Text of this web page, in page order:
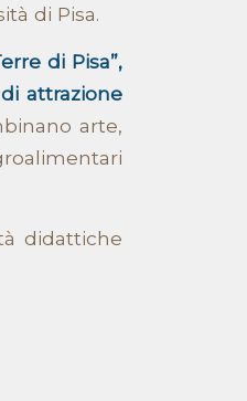
di Pisa.
di Pisa”,
attrazione
arte,
didattiche